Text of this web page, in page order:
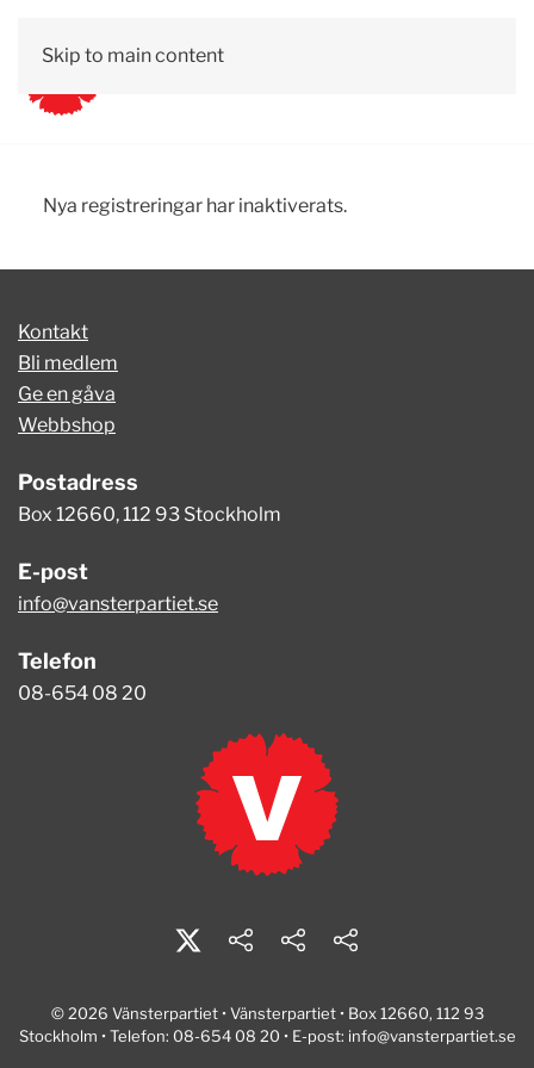
Skip to main content
Nya registreringar har inaktiverats.
Kontakt
Bli medlem
Ge en gåva
Webbshop
Postadress
Box 12660, 112 93 Stockholm
E-post
info@vansterpartiet.se
Telefon
08-654 08 20
© 2026 Vänsterpartiet • Vänsterpartiet • Box 12660, 112 93
Stockholm • Telefon: 08-654 08 20 • E-post: info@vansterpartiet.se